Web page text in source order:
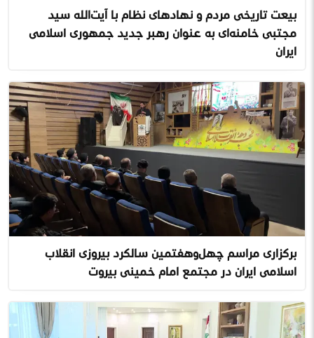
بیعت تاریخی مردم و نهادهای نظام با آیت‌الله سید
مجتبی خامنه‌ای به عنوان رهبر جدید جمهوری اسلامی
ایران
برگزاری مراسم چهل‌وهفتمین سالگرد پیروزی انقلاب
اسلامی ایران در مجتمع امام خمینی بیروت